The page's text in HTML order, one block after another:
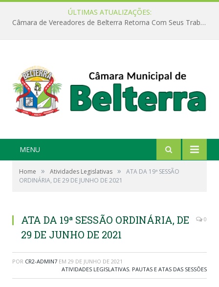
ÚLTIMAS ATUALIZAÇÕES:
Câmara de Vereadores de Belterra Retorna Com Seus Trabalhos Legislativos
MENU
Home » Atividades Legislativas »
ATA DA 19ª SESSÃO
ORDINÁRIA, DE 29 DE JUNHO DE 2021
ATA DA 19ª SESSÃO ORDINÁRIA, DE
29 DE JUNHO DE 2021
0
POR CR2-ADMIN7 EM 29 DE JUNHO DE 2021
ATIVIDADES LEGISLATIVAS, PAUTAS E ATAS DAS SESSÕES